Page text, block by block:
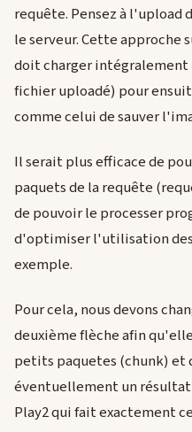
requête. Pensez à l'upload
le serveur. Cette approche
doit charger intégralement
fichier uploadé) pour
comme celui de sauver
Il serait plus efficace de
paquets de la requête
de pouvoir le processer
d'optimiser l'utilisation des
exemple.
Pour cela, nous devons
deuxième flèche afin
petits paquetes (chunk) et
éventuellement un résultat
Play2 qui fait exactement